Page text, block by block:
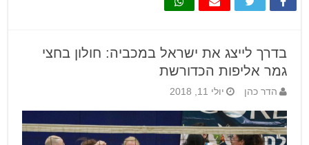
בדרך לייצג את ישראל במכביה: חולון בחצי
גמר אליפות הכדורשת
הדר כהן יולי 11, 2018